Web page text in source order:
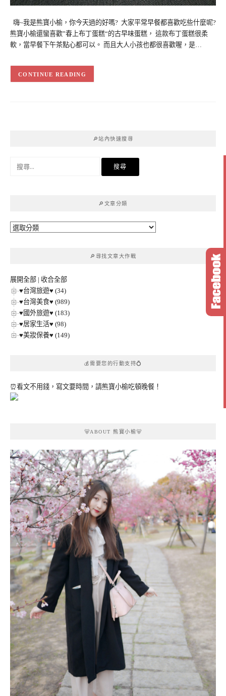
嗨~我是熊寶小榆，你今天過的好嗎? 大家平常早餐都喜歡吃些什麼呢?
熊寶小榆還蠻喜歡”春上布丁蛋糕“的古早味蛋糕， 這款布丁蛋糕很柔
軟，當早餐下午茶點心都可以。 而且大人小孩也都很喜歡喔，是…
CONTINUE READING
🔎站內快速搜尋
🔎文章分類
🔎
🔎尋找文章大作戰
展開全部 | 收合全部
♥台灣旅遊♥ (34)
♥台灣美食♥ (989)
♥國外旅遊♥ (183)
♥居家生活♥ (98)
♥美妝保養♥ (149)
💰需要您的行動支持💍
⏰看文不用錢，寫文要時間，請熊寶小榆吃頓晚餐！
🐻ABOUT 熊寶小榆🐻